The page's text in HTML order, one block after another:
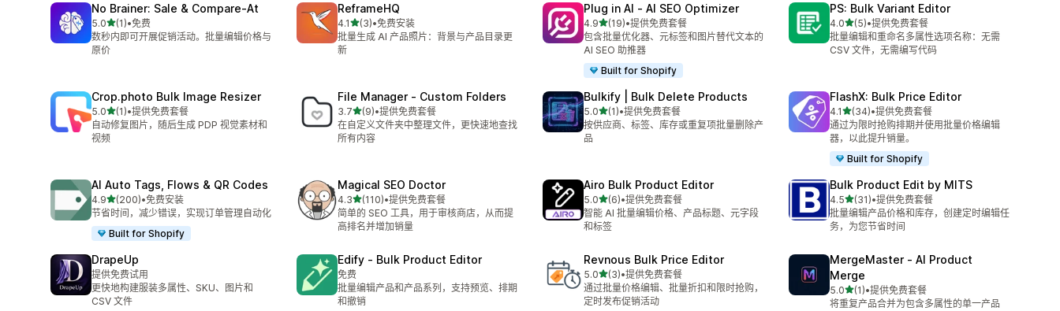
No Brainer: Sale & Compare‑At
5.0星（满分 5 星）
(1)
总共 1 条评论
•免费
数秒内即可开展促销活动。批量编辑价格与
原价
ReframeHQ
4.1星（满分 5 星）
(3)
总共 3 条评论
•免费安装
批量生成 AI 产品照片：背景与产品目录更
新
Plug in AI ‑ AI SEO Optimizer
4.9星（满分 5 星）
(19)
总共 19 条评论
•提供免费套餐
包含批量优化器、元标签和图片替代文本的
AI SEO 助推器
Built for Shopify
PS: Bulk Variant Editor
4.0星（满分 5 星）
(5)
总共 5 条评论
•提供免费套餐
批量编辑和重命名多属性选项名称：无需
CSV 文件，无需编写代码
Crop.photo Bulk Image Resizer
5.0星（满分 5 星）
(1)
总共 1 条评论
•提供免费套餐
自动修复图片，随后生成 PDP 视觉素材和
视频
File Manager ‑ Custom Folders
3.7星（满分 5 星）
(9)
总共 9 条评论
•提供免费套餐
在自定义文件夹中整理文件，更快速地查找
所有内容
Bulkify | Bulk Delete Products
5.0星（满分 5 星）
(1)
总共 1 条评论
•提供免费套餐
按供应商、标签、库存或重复项批量删除产
品
FlashX: Bulk Price Editor
4.1星（满分 5 星）
(34)
总共 34 条评论
•提供免费套餐
通过为限时抢购排期并使用批量价格编辑
器，以此提升销量。
Built for Shopify
AI Auto Tags, Flows & QR Codes
4.9星（满分 5 星）
(200)
总共 200 条评论
•免费安装
节省时间，减少错误，实现订单管理自动化
Built for Shopify
Magical SEO Doctor
4.3星（满分 5 星）
(110)
总共 110 条评论
•提供免费套餐
简单的 SEO 工具，用于审核商店，从而提
高排名并增加销量
Airo Bulk Product Editor
5.0星（满分 5 星）
(6)
总共 6 条评论
•提供免费套餐
智能 AI 批量编辑价格、产品标题、元字段
和标签
Bulk Product Edit by MITS
4.5星（满分 5 星）
(31)
总共 31 条评论
•提供免费套餐
批量编辑产品价格和库存，创建定时编辑任
务，为您节省时间
DrapeUp
提供免费试用
更快地构建服装多属性、SKU、图片和
CSV 文件
Edify ‑ Bulk Product Editor
免费
批量编辑产品和产品系列，支持预览、排期
和撤销
Revnous Bulk Price Editor
5.0星（满分 5 星）
(3)
总共 3 条评论
•提供免费套餐
通过批量价格编辑、批量折扣和限时抢购，
定时发布促销活动
MergeMaster ‑ AI Product
Merge
5.0星（满分 5 星）
(1)
总共 1 条评论
•提供免费套餐
将重复产品合并为包含多属性的单一产品